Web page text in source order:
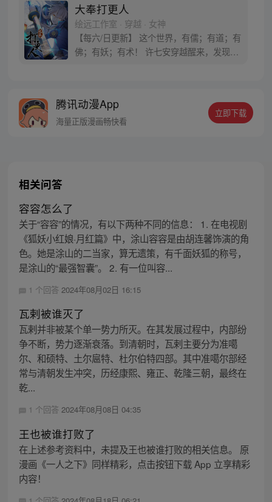
大奉打更人
绘远工作室 · 穿越 · 女神
【每六/日更新】 这个世界，有儒；有道；有
佛；有妖；有术！ 许七安穿越醒来，发现自
者卖报小郎君同名小说 QQ群号：
799493374
腾讯动漫App
海量正版漫画畅快看
立即下载
相关问答
容容怎么了
关于“容容”的情况，有以下两种不同的信息： 1. 在电视剧
《狐妖小红娘·月红篇》中，涂山容容是由胡连馨饰演的角
色。她是涂山的二当家，算无遗策，有千面妖狐的称号，
是涂山的“最强智囊”。 2. 有一位叫容...
1 个回答 2024年08月02日 16:15
瓦剌被谁灭了
瓦剌并非被某个单一势力所灭。在其发展过程中，内部纷
争不断，势力逐渐衰落。到清朝时，瓦剌主要分为准噶
尔、和硕特、土尔扈特、杜尔伯特四部。其中准噶尔部经
常与清朝发生冲突，历经康熙、雍正、乾隆三朝，最终在
乾...
1 个回答 2024年08月08日 04:35
王也被谁打败了
在上述参考资料中，未提及王也被谁打败的相关信息。 原
漫画《一人之下》同样精彩，点击按钮下载 App 立享精彩
内容！